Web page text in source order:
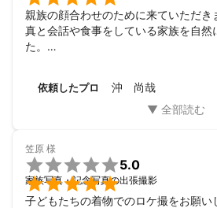
親族の顔合わせのために来ていただき
真と会話や食事をしている家族を自然
た。
室内であったにもかかわらず、とても
いて大満足です。ありがとうございま
依頼したプロ 沖 尚哉
笠原 様


5.0
家族写真・記念写真の出張撮影
子どもたちの着物でのロケ撮をお願い